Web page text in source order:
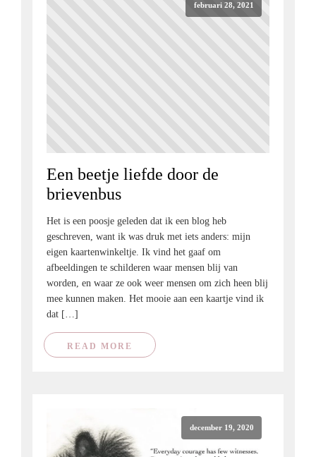
februari 28, 2021
Een beetje liefde door de
brievenbus
Het is een poosje geleden dat ik een blog heb
geschreven, want ik was druk met iets anders: mijn
eigen kaartenwinkeltje. Ik vind het gaaf om
afbeeldingen te schilderen waar mensen blij van
worden, en waar ze ook weer mensen om zich heen blij
mee kunnen maken. Het mooie aan een kaartje vind ik
dat […]
READ MORE
december 19, 2020